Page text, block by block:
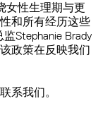
女性生理期与更
和所有经历这些
Stephanie Brady
政策在反映我们
系我们。